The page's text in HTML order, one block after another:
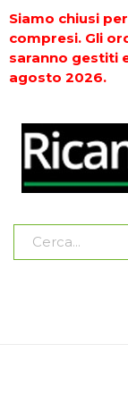
Siamo chiusi
compresi. Gli
saranno gestiti
agosto 2026.